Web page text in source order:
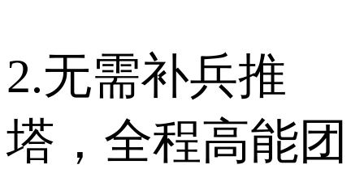
2.无需补兵推
塔，全程高能团